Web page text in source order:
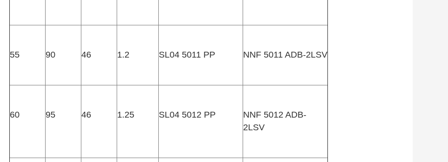
55 90 46 1.2 SL04 5011 PP NNF 5011 ADB-2LSV
60 95 46 1.25 SL04 5012 PP
NNF 5012 ADB-
2LSV